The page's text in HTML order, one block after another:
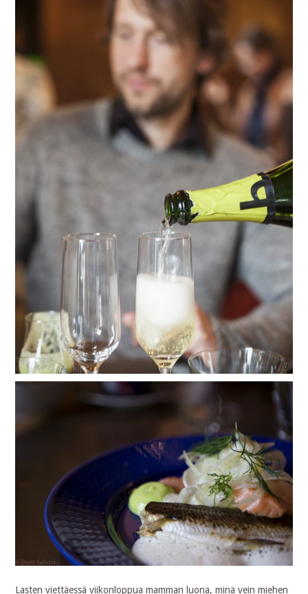
Lasten viettäessä viikonloppua mamman luona, minä vein miehen